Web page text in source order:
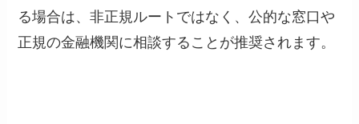
る場合は、非正規ルートではなく、公的な窓口や
正規の金融機関に相談することが推奨されます。